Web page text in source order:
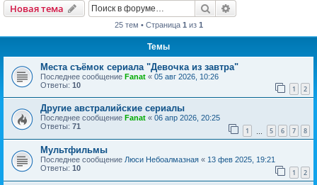
с
Новая тема Поиск
25 тем • Страница 1 из 1
Темы
Места съёмок сериала "Девочка из завтра"
Последнее сообщение Fanat « 05 авг 2026, 10:26
Ответы: 10 1 2
Другие австралийские сериалы
Последнее сообщение Fanat « 06 апр 2026, 20:25
Ответы: 71 1 5 6 7 8
Мультфильмы
Последнее сообщение Люси Небоалмазная « 13 фев 2025, 19:21
Ответы: 10 1 2